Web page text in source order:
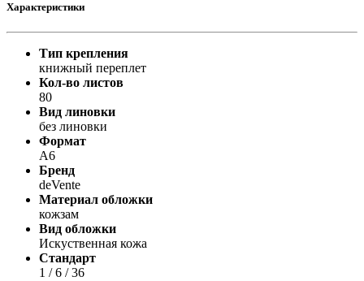
Характеристики
Тип крепления
книжный переплет
Кол-во листов
80
Вид линовки
без линовки
Формат
А6
Бренд
deVente
Материал обложки
кожзам
Вид обложки
Искуственная кожа
Стандарт
1 / 6 / 36